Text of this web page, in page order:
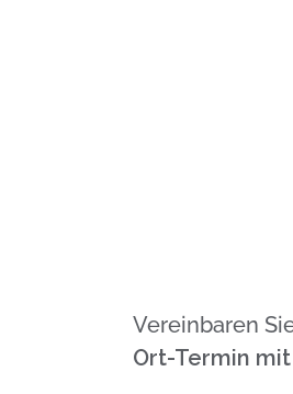
Vereinbaren
Ort-Termin